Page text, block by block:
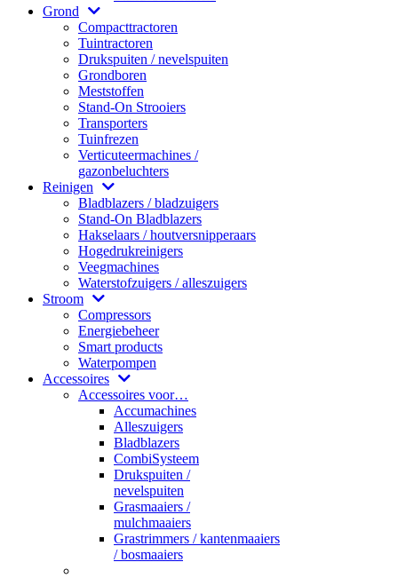
Grond
Compacttractoren
Tuintractoren
Drukspuiten / nevelspuiten
Grondboren
Meststoffen
Stand-On Strooiers
Transporters
Tuinfrezen
Verticuteermachines /
gazonbeluchters
Reinigen
Bladblazers / bladzuigers
Stand-On Bladblazers
Hakselaars / houtversnipperaars
Hogedrukreinigers
Veegmachines
Waterstofzuigers / alleszuigers
Stroom
Compressors
Energiebeheer
Smart products
Waterpompen
Accessoires
Accessoires voor…
Accumachines
Alleszuigers
Bladblazers
CombiSysteem
Drukspuiten /
nevelspuiten
Grasmaaiers /
mulchmaaiers
Grastrimmers / kantenmaaiers
/ bosmaaiers